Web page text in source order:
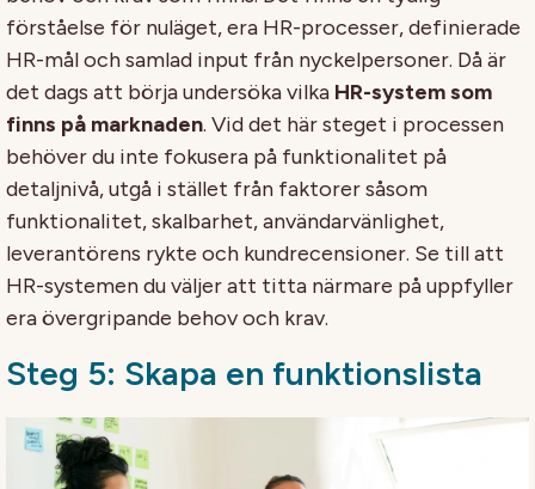
förståelse för nuläget, era HR-processer, definierade
HR-mål och samlad input från nyckelpersoner. Då är
det dags att börja undersöka vilka HR-system som
finns på marknaden. Vid det här steget i processen
behöver du inte fokusera på funktionalitet på
detaljnivå, utgå i stället från faktorer såsom
funktionalitet, skalbarhet, användarvänlighet,
leverantörens rykte och kundrecensioner. Se till att
HR-systemen du väljer att titta närmare på uppfyller
era övergripande behov och krav.
Steg 5: Skapa en funktionslista